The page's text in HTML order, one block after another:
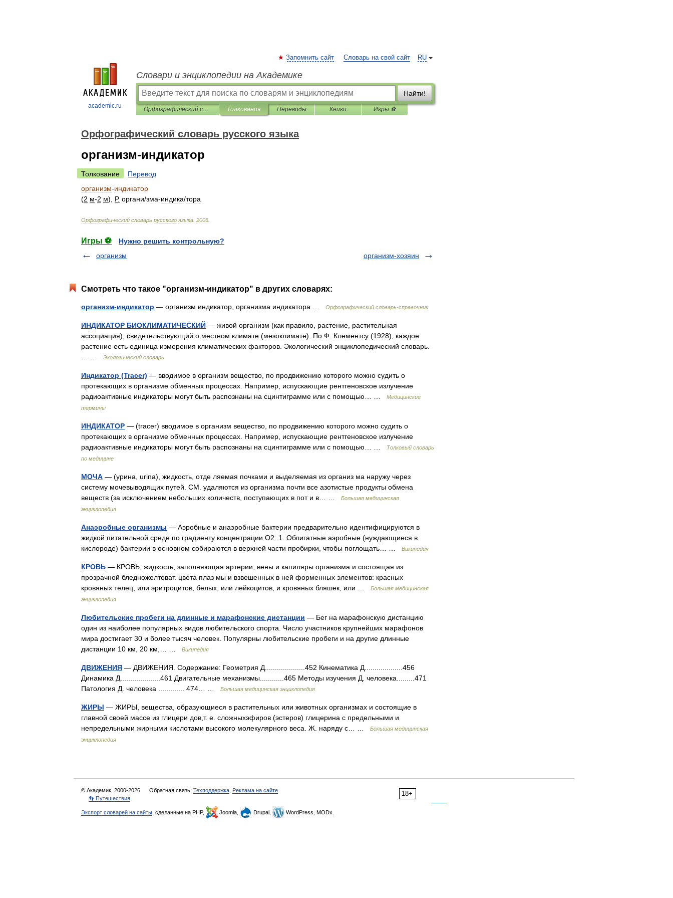
academic.ru
RU
Запомнить сайт Словарь на свой сайт
Словари и энциклопедии на Академике
Найти!
Орфографический словарь русского языка Толкования Переводы Книги Игры ⚽
Орфографический словарь русского языка
организм-индикатор
Толкование
Перевод
организм-индикатор
(2 м-2 м), Р. органи/зма-индика/тора
Орфографический словарь русского языка 2006
Игры ⚽
Нужно решить контрольную?
организм
организм-хозяин
Смотреть что такое "организм-индикатор" в других словарях:
организм-индикатор — организм индикатор, организма индикатора … Орфографический словарь-справочник
ИНДИКАТОР БИОКЛИМАТИЧЕСКИЙ — живой организм (как правило, растение, растительная
ассоциация), свидетельствующий о местном климате (мезоклимате). По Ф. Клементсу (1928), каждое
растение есть единица измерения климатических факторов. Экологический энциклопедический словарь.
Экологический словарь
Индикатор (Tracer) — вводимое в организм вещество, по продвижению которого можно судить о
протекающих в организме обменных процессах. Например, испускающие рентгеновское излучение
радиоактивные индикаторы могут быть распознаны на сцинтиграмме или с помощью… …
Медицинские
термины
ИНДИКАТОР — (tracer) вводимое в организм вещество, по продвижению которого можно судить о
протекающих в организме обменных процессах. Например, испускающие рентгеновское излучение
радиоактивные индикаторы могут быть распознаны на сцинтиграмме или с помощью… …
Толковый словарь
по медицине
МОЧА — (урина, urina), жидкость, отде ляемая почками и выделяемая из организ ма наружу через
систему мочевыводящих путей. СМ. удаляются из организма почти все азотистые продукты обмена
веществ (за исключением небольших количеств, поступающих в пот и в… …
Большая медицинская
энциклопедия
Анаэробные организмы — Аэробные и анаэробные бактерии предварительно идентифицируются в
жидкой питательной среде по градиенту концентрации O2: 1. Облигатные аэробные (нуждающиеся в
кислороде) бактерии в основном собираются в верхней части пробирки, чтобы поглощать… …
Википедия
КРОВЬ — КРОВЬ, жидкость, заполняющая артерии, вены и капиляры организма и состоящая из
прозрачной бледножелтоват. цвета плаз мы и взвешенных в ней форменных элементов: красных
кровяных телец, или эритроцитов, белых, или лейкоцитов, и кровяных бляшек, или …
Большая медицинская
энциклопедия
Любительские пробеги на длинные и марафонские дистанции — Бег на марафонскую дистанцию
один из наиболее популярных видов любительского спорта. Число участников крупнейших марафонов
мира достигает 30 и более тысяч человек. Популярны любительские пробеги и на другие длинные
дистанции 10 км, 20 км,… …
Википедия
ДВИЖЕНИЯ — ДВИЖЕНИЯ. Содержание: Геометрия Д....................452 Кинематика Д...................456
Динамика Д....................461 Двигательные механизмы............465 Методы изучения Д. человека.........471
Патология Д. человека ............. 474… …
Большая медицинская энциклопедия
ЖИРЫ — ЖИРЫ, вещества, образующиеся в растительных или животных организмах и состоящие в
главной своей массе из глицери дов,т. е. сложныхэфиров (эстеров) глицерина с предельными и
непредельными жирными кислотами высокого молекулярного веса. Ж. наряду с… …
Большая медицинская
энциклопедия
18+
© Академик, 2000-2026 Обратная связь: Техподдержка Реклама на сайте
👣 Путешествия
Экспорт словарей на сайты , сделанные на PHP, Joomla, Drupal, WordPress, MODx.